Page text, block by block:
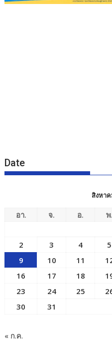
Date
สิงหา
อา. จ. อ. พ.
2
3 4 5
9
10 11
16
17 18
23
24 25
30
31
« ก.ค.